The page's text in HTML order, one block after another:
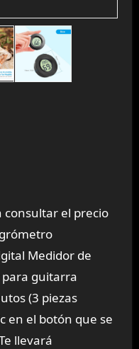
consultar el precio
Medidor de
guitarra
(3 piezas
en el botón que se
llevará